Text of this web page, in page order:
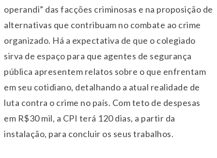
operandi” das facções criminosas e na proposição de
alternativas que contribuam no combate ao crime
organizado. Há a expectativa de que o colegiado
sirva de espaço para que agentes de segurança
pública apresentem relatos sobre o que enfrentam
em seu cotidiano, detalhando a atual realidade de
luta contra o crime no país. Com teto de despesas
em R$30 mil, a CPI terá 120 dias, a partir da
instalação, para concluir os seus trabalhos.